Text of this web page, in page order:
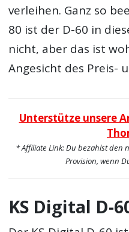
verleihen. Ganz so
80 ist der D-60 in
nicht, aber das ist
Angesicht des Preis-
Unterstütze unsere
* Affiliate Link: Du bezahlst den
Provision, wenn
KS Digital D-